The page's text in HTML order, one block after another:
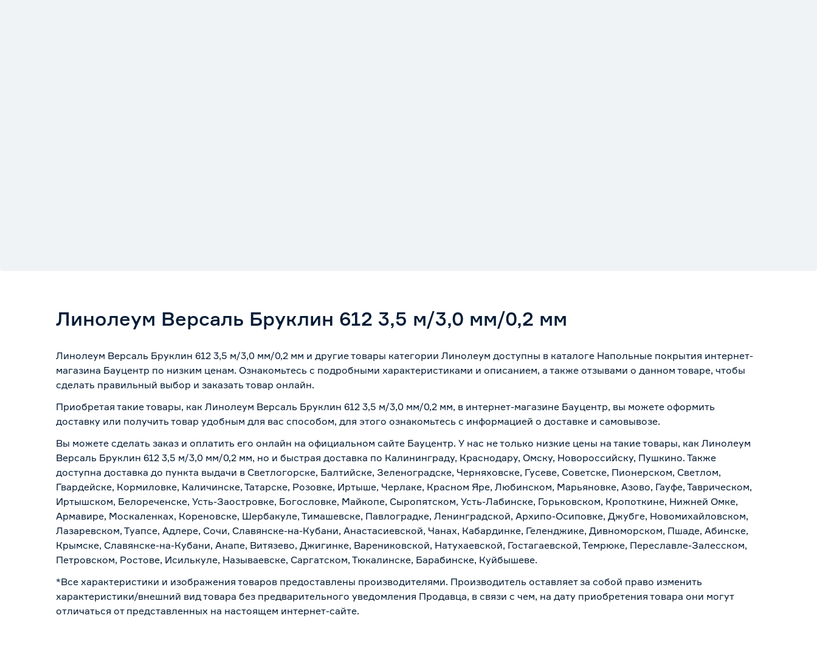
Линолеум Версаль Бруклин 612 3,5 м/3,0 мм/0,2 мм
Линолеум Версаль Бруклин 612 3,5 м/3,0 мм/0,2 мм и другие товары категории Линолеум доступны в каталоге Напольные покрытия интернет-
магазина Бауцентр по низким ценам. Ознакомьтесь с подробными характеристиками и описанием, а также отзывами о данном товаре, чтобы
сделать правильный выбор и заказать товар онлайн.
Приобретая такие товары, как Линолеум Версаль Бруклин 612 3,5 м/3,0 мм/0,2 мм, в интернет-магазине Бауцентр, вы можете оформить
доставку или получить товар удобным для вас способом, для этого ознакомьтесь с информацией о доставке и самовывозе.
Вы можете сделать заказ и оплатить его онлайн на официальном сайте Бауцентр. У нас не только низкие цены на такие товары, как Линолеум
Версаль Бруклин 612 3,5 м/3,0 мм/0,2 мм, но и быстрая доставка по Калининграду, Краснодару, Омску, Новороссийску, Пушкино. Также
доступна доставка до пункта выдачи в Светлогорске, Балтийске, Зеленоградске, Черняховске, Гусеве, Советске, Пионерском, Светлом,
Гвардейске, Кормиловке, Каличинске, Татарске, Розовке, Иртыше, Черлаке, Красном Яре, Любинском, Марьяновке, Азово, Гауфе, Таврическом,
Иртышском, Белореченске, Усть-Заостровке, Богословке, Майкопе, Сыропятском, Усть-Лабинске, Горьковском, Кропоткине, Нижней Омке,
Армавире, Москаленках, Кореновске, Шербакуле, Тимашевске, Павлоградке, Ленинградской, Архипо-Осиповке, Джубге, Новомихайловском,
Лазаревском, Туапсе, Адлере, Сочи, Славянске-на-Кубани, Анастасиевской, Чанах, Кабардинке, Геленджике, Дивноморском, Пшаде, Абинске,
Крымске, Славянске-на-Кубани, Анапе, Витязево, Джигинке, Варениковской, Натухаевской, Гостагаевской, Темрюке, Переславле-Залесском,
Петровском, Ростове, Исилькуле, Называевске, Саргатском, Тюкалинске, Барабинске, Куйбышеве.
*Все характеристики и изображения товаров предоставлены производителями. Производитель оставляет за собой право изменить
характеристики/внешний вид товара без предварительного уведомления Продавца, в связи с чем, на дату приобретения товара они могут
отличаться от представленных на настоящем интернет-сайте.